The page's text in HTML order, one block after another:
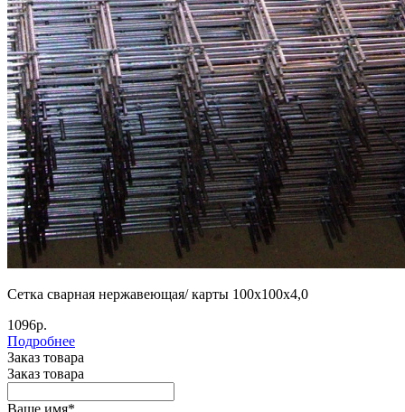
Сетка сварная нержавеющая/ карты 100х100х4,0
1096р.
Подробнее
Заказ товара
Заказ товара
Ваше имя*